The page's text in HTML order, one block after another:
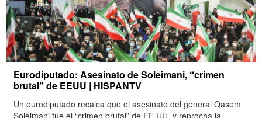
Eurodiputado: Asesinato de Soleimani, “crimen
brutal” de EEUU | HISPANTV
Un eurodiputado recalca que el asesinato del general Qasem
Soleimani fue el “crimen brutal” de EE.UU. y reprocha la